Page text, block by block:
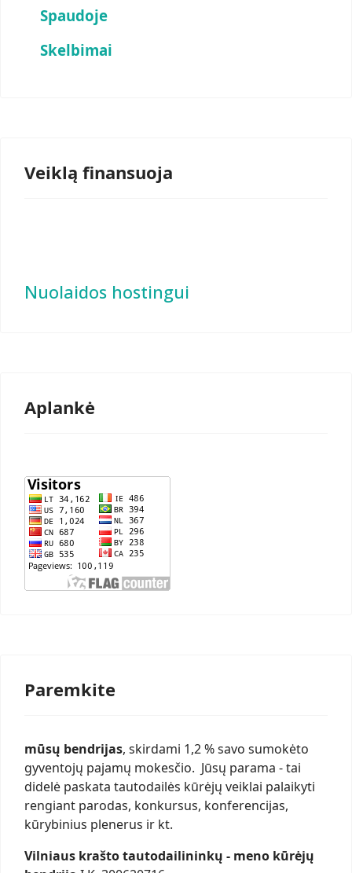
Spaudoje
Skelbimai
Veiklą finansuoja
Nuolaidos hostingui
Aplankė
Paremkite
mūsų bendrijas, skirdami 1,2 % savo sumokėto
gyventojų pajamų mokesčio. Jūsų parama - tai
didelė paskata tautodailės kūrėjų veiklai palaikyti
rengiant parodas, konkursus, konferencijas,
kūrybinius plenerus ir kt.
Vilniaus krašto tautodailininkų - meno kūrėjų